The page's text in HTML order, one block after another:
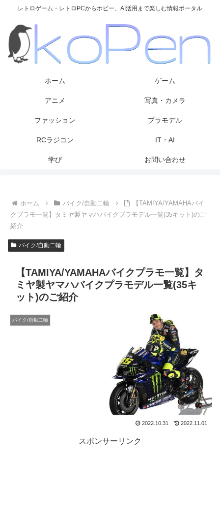
レトロゲーム・レトロPCからホビー、AI活用まで楽しむ情報ポータル
ホーム ゲーム
アニメ 写真・カメラ
ファッション プラモデル
RCラジコン IT・AI
学び お問い合わせ
ホーム バイク/自動二輪
【TAMIYA/YAMAHAバイ
クプラモ一覧】タミヤ製ヤマハバイクプラモデル一覧(35キット)のご
紹介
バイク/自動二輪
【TAMIYA/YAMAHAバイクプラモ一覧】タ
ミヤ製ヤマハバイクプラモデル一覧(35キ
ット)のご紹介
バイク/自動二輪
2022.10.31 2022.11.01
スポンサーリンク